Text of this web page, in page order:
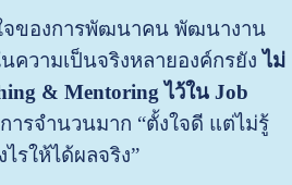
จของการพัฒนาคน พัฒนางาน
ความเป็นจริงหลายองค์กรยังไม่
& Mentoring ไว้ใน Job
ารจำนวนมาก “ตั้งใจดี แต่ไม่รู้
รให้ได้ผลจริง”